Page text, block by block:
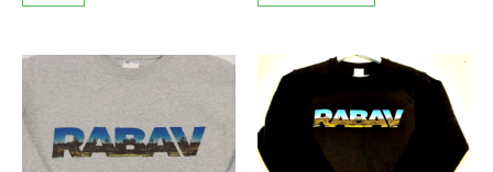
variants.
The
may
be